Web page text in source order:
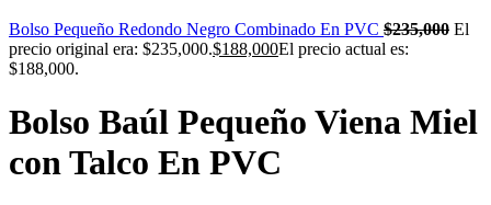
Bolso Pequeño Redondo Negro Combinado En PVC $235,000 El
precio original era: $235,000.$188,000El precio actual es:
$188,000.
Bolso Baúl Pequeño Viena Miel
con Talco En PVC